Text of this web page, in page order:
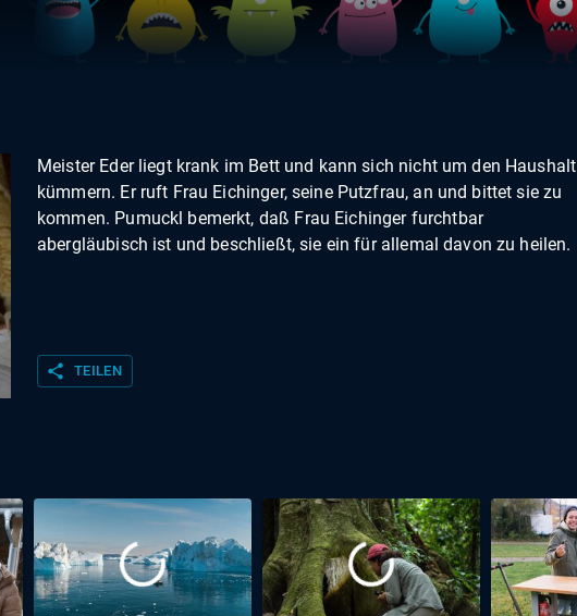
Meister Eder liegt krank im Bett und kann sich nicht um den Haushalt
kümmern. Er ruft Frau Eichinger, seine Putzfrau, an und bittet sie zu
kommen. Pumuckl bemerkt, daß Frau Eichinger furchtbar
abergläubisch ist und beschließt, sie ein für allemal davon zu heilen.
share TEILEN